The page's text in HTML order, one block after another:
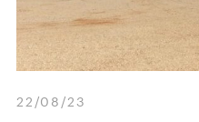
22/08/23